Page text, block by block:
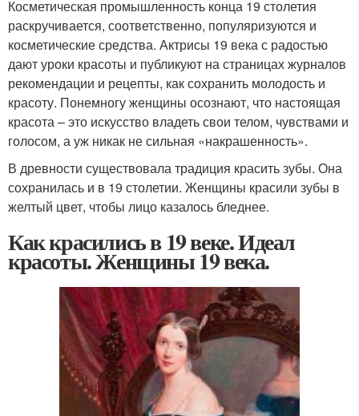
Косметическая промышленность конца 19 столетия
раскручивается, соответственно, популяризуются и
косметические средства. Актрисы 19 века с радостью
дают уроки красоты и публикуют на страницах журналов
рекомендации и рецепты, как сохранить молодость и
красоту. Понемногу женщины осознают, что настоящая
красота – это искусство владеть свои телом, чувствами и
голосом, а уж никак не сильная «накрашенность».
В древности существовала традиция красить зубы. Она
сохранилась и в 19 столетии. Женщины красили зубы в
желтый цвет, чтобы лицо казалось бледнее.
Как красились в 19 веке. Идеал
красоты. Женщины 19 века.